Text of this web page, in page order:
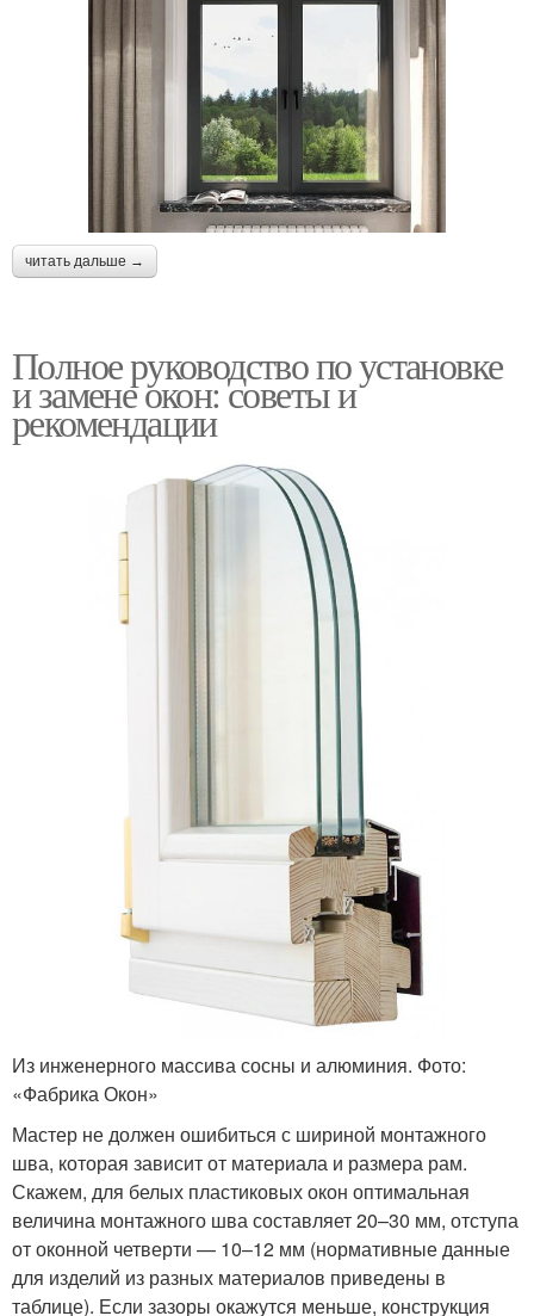
читать дальше →
Полное руководство по установке
и замене окон: советы и
рекомендации
Из инженерного массива сосны и алюминия. Фото:
«Фабрика Окон»
Мастер не должен ошибиться с шириной монтажного
шва, которая зависит от материала и размера рам.
Скажем, для белых пластиковых окон оптимальная
величина монтажного шва составляет 20–30 мм, отступа
от оконной четверти — 10–12 мм (нормативные данные
для изделий из разных материалов приведены в
таблице). Если зазоры окажутся меньше, конструкция